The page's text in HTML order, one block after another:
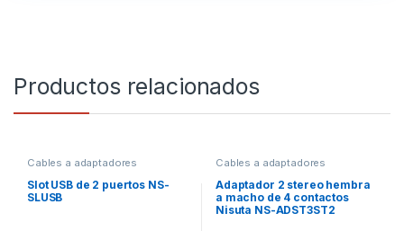
Productos relacionados
Cables a adaptadores
Slot USB de 2 puertos NS-
SLUSB
Cables a adaptadores
Adaptador 2 stereo hembra
a macho de 4 contactos
Nisuta NS-ADST3ST2